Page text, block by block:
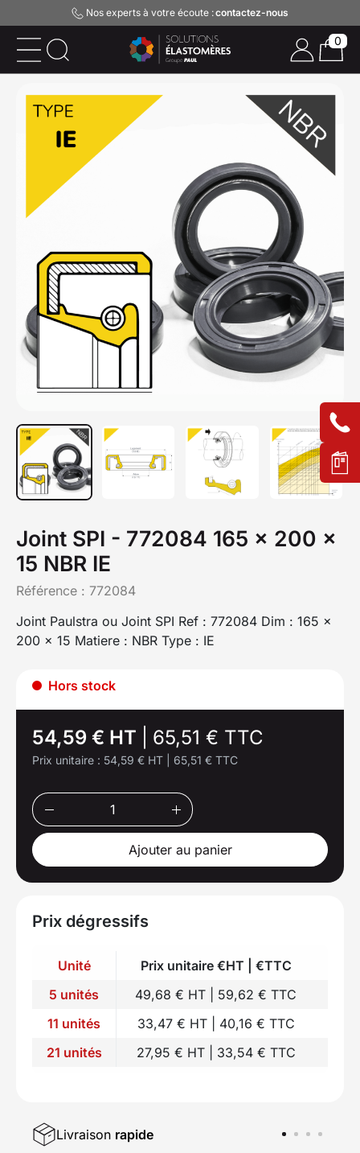
Nos experts à votre écoute :contactez-nous
Joint SPI - 772084 165 x 200 x
15 NBR IE
Référence : 772084
Joint Paulstra ou Joint SPI Ref : 772084 Dim : 165 x
200 x 15 Matiere : NBR Type : IE
Hors stock
54,59 € HT 65,51 € TTC
Prix unitaire : 54,59 € HT 65,51 € TTC
Ajouter au panier
Prix dégressifs
Unité
Prix unitaire €HT | €TTC
5 unités
49,68 € HT | 59,62 € TTC
11 unités
33,47 € HT | 40,16 € TTC
21 unités
27,95 € HT | 33,54 € TTC
Livraison rapide
0